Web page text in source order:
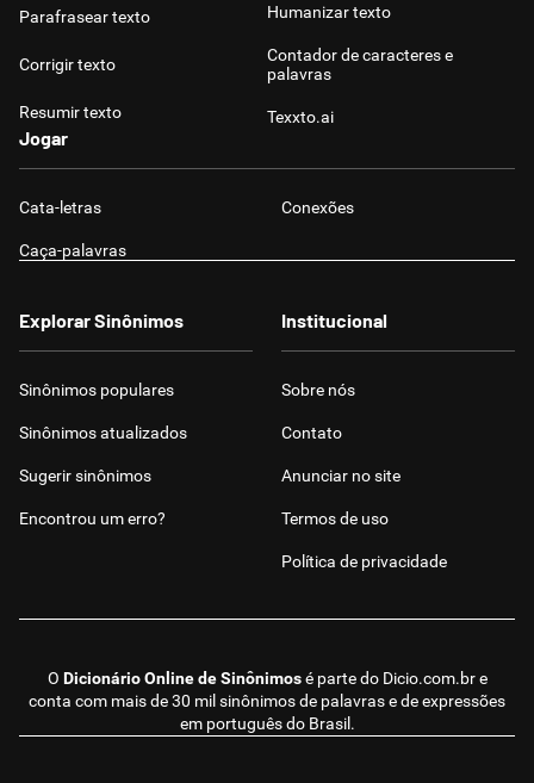
Parafrasear texto
Corrigir texto
Resumir texto
Humanizar texto
Contador de caracteres e
palavras
Texxto.ai
Jogar
Cata-letras Conexões
Caça-palavras
O Dicionário Online de Sinônimosé parte do Dicio.com.bre
conta com mais de 30 mil sinônimos de palavras e de expressões
em português do Brasil.
Explorar Sinônimos
Sinônimos populares
Sinônimos atualizados
Sugerir sinônimos
Encontrou um erro?
Institucional
Sobre nós
Contato
Anunciar no site
Termos de uso
Política de privacidade